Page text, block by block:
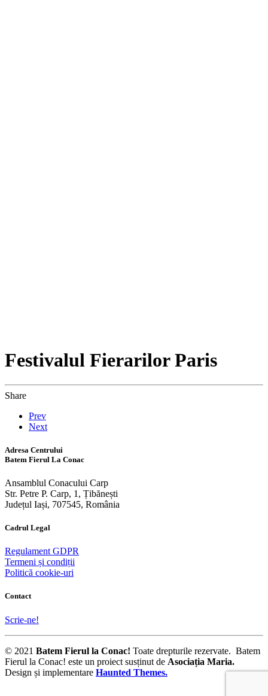
Festivalul Fierarilor Paris
Share
Prev
Next
Adresa Centrului
Batem Fierul La Conac
Ansamblul Conacului Carp
Str. Petre P. Carp, 1, Țibănești
Județul Iași, 707545, România
Cadrul Legal
Regulament GDPR
Termeni și condiții
Politică cookie-uri
Contact
Scrie-ne!
© 2021 Batem Fierul la Conac! Toate drepturile rezervate. Batem
Fierul la Conac! este un proiect susținut de Asociația Maria.
Design și implementare Haunted Themes.